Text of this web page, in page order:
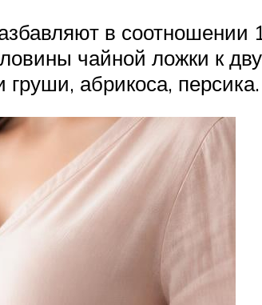
в соотношении
чайной ложки к
абрикоса, персика.